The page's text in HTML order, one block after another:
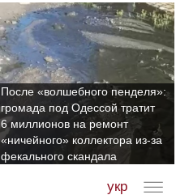
После «волшебного пенделя»:
громада под Одессой тратит
6 миллионов на ремонт
«ничейного» коллектора из-за
фекального скандала
укр